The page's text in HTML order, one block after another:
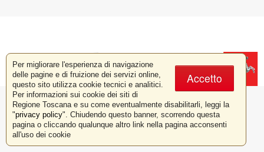
Accetto
Per migliorare l'esperienza di navigazione
delle pagine e di fruizione dei servizi online,
questo sito utilizza cookie tecnici e analitici.
Per informazioni sui cookie dei siti di
Regione Toscana e su come eventualmente disabilitarli, leggi la
"privacy policy". Chiudendo questo banner, scorrendo questa
pagina o cliccando qualunque altro link nella pagina acconsenti
all'uso dei cookie
PARTITA IVA 01386030488